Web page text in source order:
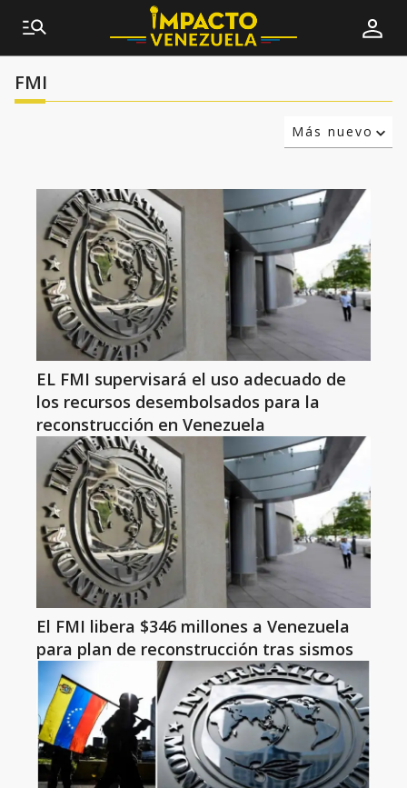
FMI
Más nuevo
EL FMI supervisará el uso adecuado de
los recursos desembolsados para la
reconstrucción en Venezuela
El FMI libera $346 millones a Venezuela
para plan de reconstrucción tras sismos